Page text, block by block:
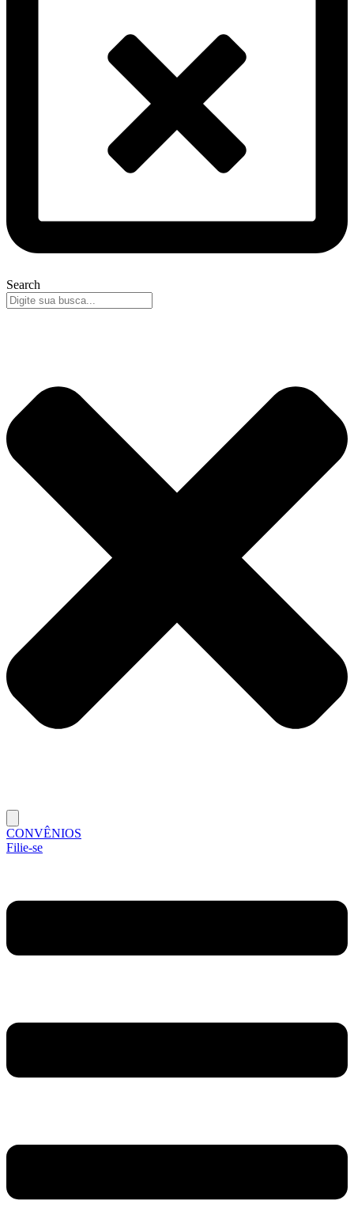
Search
CONVÊNIOS
Filie-se